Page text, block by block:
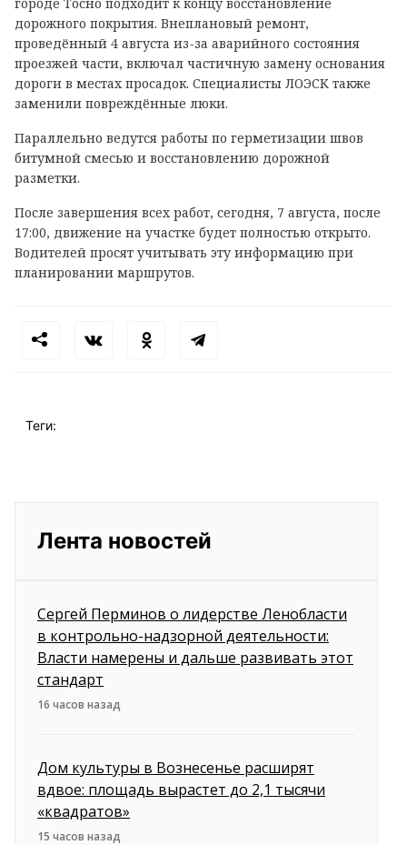
дорожного покрытия. Внеплановый ремонт,
проведённый 4 августа из-за аварийного состояния
проезжей части, включал частичную замену основания
дороги в местах просадок. Специалисты ЛОЭСК также
заменили повреждённые люки.
Параллельно ведутся работы по герметизации швов
битумной смесью и восстановлению дорожной
разметки.
После завершения всех работ, сегодня, 7 августа, после
17:00, движение на участке будет полностью открыто.
Водителей просят учитывать эту информацию при
планировании маршрутов.
Теги:
Лента новостей
Сергей Перминов о лидерстве Ленобласти
в контрольно-надзорной деятельности:
Власти намерены и дальше развивать этот
стандарт
16 часов назад
Дом культуры в Вознесенье расширят
вдвое: площадь вырастет до 2,1 тысячи
«квадратов»
15 часов назад